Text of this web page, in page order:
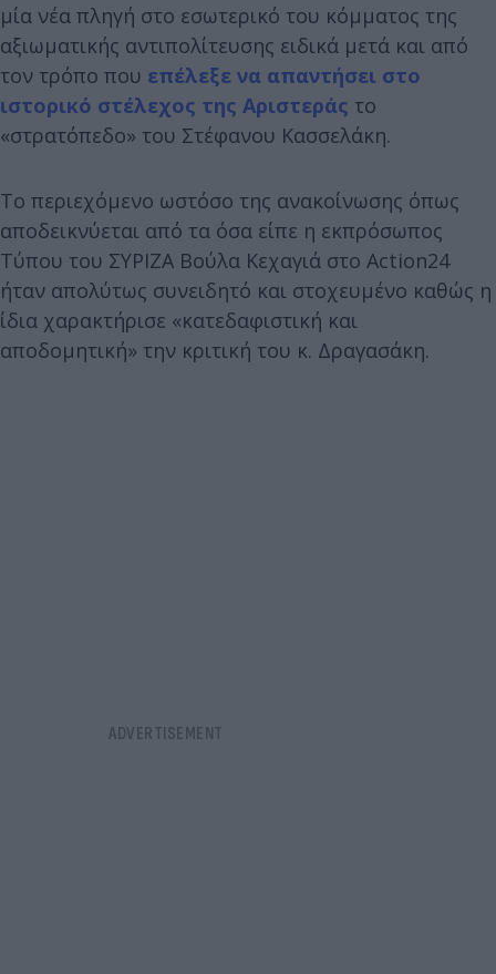
μία νέα πληγή στο εσωτερικό του κόμματος της
αξιωματικής αντιπολίτευσης ειδικά μετά και από
τον τρόπο που επέλεξε να απαντήσει στο
ιστορικό στέλεχος της Αριστεράς το
«στρατόπεδο» του Στέφανου Κασσελάκη.
Το περιεχόμενο ωστόσο της ανακοίνωσης όπως
αποδεικνύεται από τα όσα είπε η εκπρόσωπος
Τύπου του ΣΥΡΙΖΑ Βούλα Κεχαγιά στο Action24
ήταν απολύτως συνειδητό και στοχευμένο καθώς η
ίδια χαρακτήρισε «κατεδαφιστική και
αποδομητική» την κριτική του κ. Δραγασάκη.